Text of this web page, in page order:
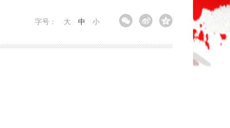
字号： 大 中 小